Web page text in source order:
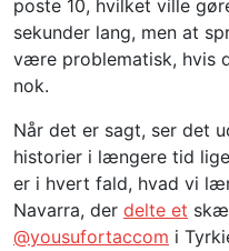
poste 10, hvilket ville
sekunder lang, men at
være problematisk,
nok.
Når det er sagt, ser det
historier i længere tid
er i hvert fald, hvad vi
Navarra, der delte et
@yousufortaccom i